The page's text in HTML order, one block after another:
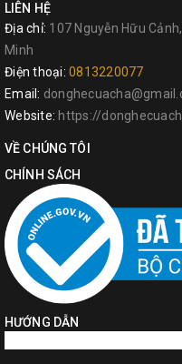
LIÊN HỆ
Địa chỉ: 107 Nguyễn Hữu
Minh
Điện thoại: 0813220077
Email:
Website: https://
VỀ CHÚNG TÔI
CHÍNH SÁCH
HƯỚNG DẪN